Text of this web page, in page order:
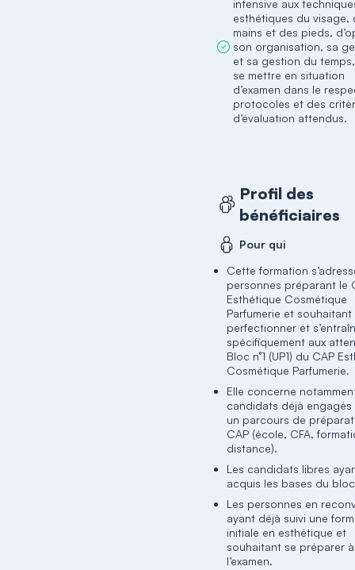
intensive aux
esthétiques du visage,
mains et des pieds,
son organisation, sa
et sa gestion du
se mettre en situation
d’examen dans le
protocoles et des
d’évaluation attendus.
Profil des
bénéficiaires
Pour qui
Cette formation
personnes préparant le
Esthétique Cosmétique
Parfumerie et souhaitant
perfectionner et
spécifiquement aux
Bloc n°1 (UP1) du CAP
Cosmétique Parfumerie.
Elle concerne
candidats déjà engagés
un parcours de
CAP (école, CFA,
distance).
Les candidats libres
acquis les bases du bloc
Les personnes en
ayant déjà suivi une
initiale en esthétique et
souhaitant se préparer à
l’examen.